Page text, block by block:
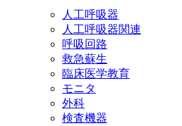
人工呼吸器
人工呼吸器関連
呼吸回路
救急蘇生
臨床医学教育
モニタ
外科
検査機器